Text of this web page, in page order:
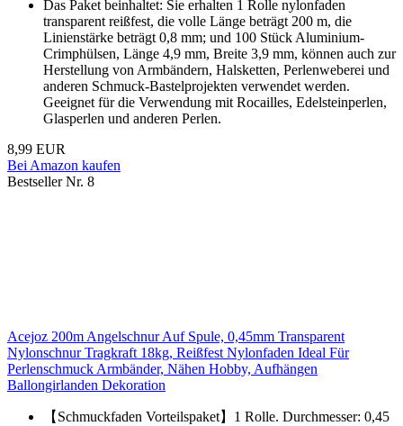
Das Paket beinhaltet: Sie erhalten 1 Rolle nylonfaden
transparent reißfest, die volle Länge beträgt 200 m, die
Linienstärke beträgt 0,8 mm; und 100 Stück Aluminium-
Crimphülsen, Länge 4,9 mm, Breite 3,9 mm, können auch zur
Herstellung von Armbändern, Halsketten, Perlenweberei und
anderen Schmuck-Bastelprojekten verwendet werden.
Geeignet für die Verwendung mit Rocailles, Edelsteinperlen,
Glasperlen und anderen Perlen.
8,99 EUR
Bei Amazon kaufen
Bestseller Nr. 8
Acejoz 200m Angelschnur Auf Spule, 0,45mm Transparent
Nylonschnur Tragkraft 18kg, Reißfest Nylonfaden Ideal Für
Perlenschmuck Armbänder, Nähen Hobby, Aufhängen
Ballongirlanden Dekoration
【Schmuckfaden Vorteilspaket】1 Rolle. Durchmesser: 0,45